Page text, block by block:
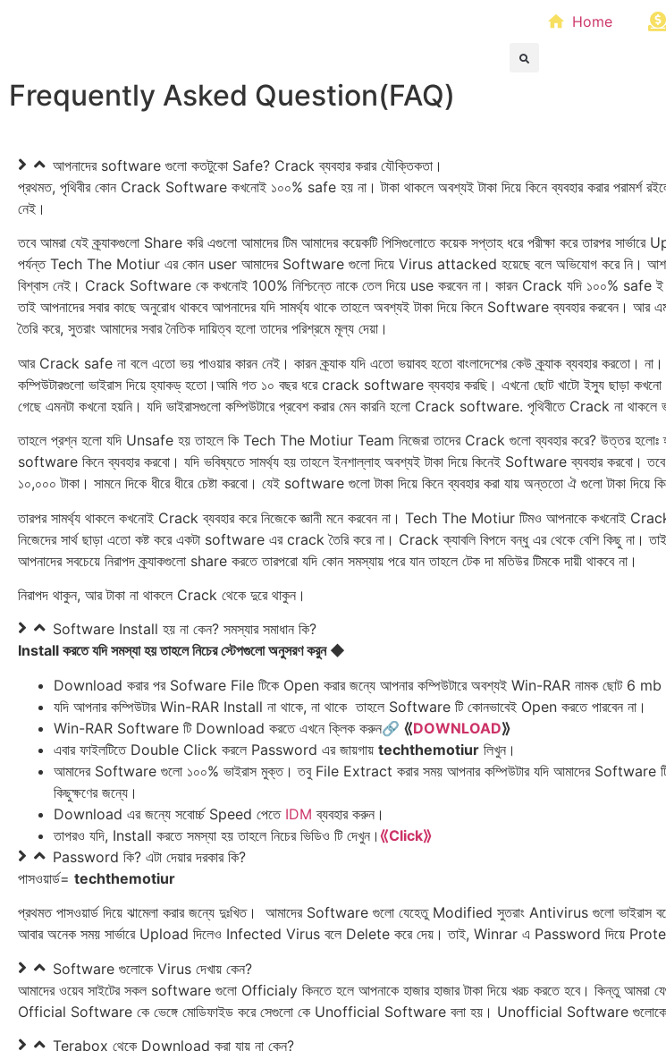
home Home
Frequently Asked Question(FAQ)
আপনাদের software গুলো কতটুকো Safe? Crack ব্যব‍হার করার যৌক্তিকতা।
প্রথমত, পৃথিবীর কোন Crack Software কখনোই ১০০% safe হয় না। টাকা থাকলে অবশ্যই টাকা দিয়ে কিনে ব্যব‍হার করার পরামর্শ
নেই।
তবে আমরা যেই ক্র্যাক‍গুলো Share করি এগুলো আমাদের টিম আমাদের কয়েকটি পিসিগুলোতে কয়েক সপ্তাহ ধরে পরীক্ষা করে তারপর
পর্যন্ত Tech The Motiur এর কোন user আমাদের Software গুলো দিয়ে Virus attacked হয়েছে বলে অভিযোগ করে নি। আশা
বিশ্বাস নেই। Crack Software কে কখনোই 100% নিশ্চিন্তে নাকে তেল দিয়ে use করবেন না। কারন Crack যদি ১০০% safe ই
তাই আপনাদের সবার কাছে অনুরোধ থাকবে আপনাদের যদি সামর্থ্য থাকে তাহলে অবশ্যই টাকা দিয়ে কিনে Software ব্যব‍হার
তৈরি করে, সুতরাং আমাদের সবার নৈতিক দায়িত্ব হলো তাদের পরিশ্রমে মূল্য দেয়া।
আর Crack safe না বলে এতো ভয় পাওয়ার কারন নেই। কারন ক্র্যাক যদি এতো ভয়াব‍হ হতো বাংলাদেশের কেউ ক্র্যাক ব্যব‍হার করতো। না।
কম্পিউটারগুলো ভাইরাস দিয়ে হ্যাকড্ হতো।আমি গত ১০ বছর ধরে crack software ব্যব‍হার করছি। এখনো ছোট খাটো ইস্যু ছাড়া
গেছে এমনটা কখনো হয়নি। যদি ভাইরাসগুলো কম্পিউটারে প্রবেশ করার মেন কারনি হলো Crack software. পৃথিবীতে Crack না থাকলে
তাহলে প্রশ্ন হলো যদি Unsafe হয় তাহলে কি Tech The Motiur Team নিজেরা তাদের Crack গুলো ব্যব‍হার করে? উত্তর হলোঃ
software কিনে ব্যব‍হার করবো। যদি ভবিষ্যতে সামর্থ্য হয় তাহলে ইনশাল্লাহ অবশ্যই টাকা দিয়ে কিনেই Software ব্যব‍হার করবো।
১০,০০০ টাকা। সামনে দিকে ধীরে ধীরে চেষ্টা করবো। যেই software গুলো টাকা দিয়ে কিনে ব্যব‍হার করা যায় অন্ত‍‍তো ঐ গুলো টাকা দিয়ে
তারপর সামর্থ্য থাকলে কখনোই Crack ব্যব‍হার করে নিজেকে জ্ঞানী মনে করবেন না। Tech The Motiur টিমও আপনাকে কখনোই Crack
নিজেদের সার্থ ছাড়া এতো কষ্ট করে একটা software এর crack তৈরি করে না। Crack ক্যাবলি বিপদে বন্ধু এর থেকে বেশি কিছু না।
আপনাদের সবচেয়ে নিরাপদ ক্র্যাকগুলো share করতে তারপরো যদি কোন সমস্যায় পরে যান তাহলে টেক দা মতিউর টিমকে দায়ী থাকবে না।
নিরাপদ থাকুন, আর টাকা না থাকলে Crack থেকে দুরে থাকুন।
Software Install হয় না কেন? সমস্যার সমাধান কি?
Install করতে যদি সমস্যা হয় তাহলে নিচের স্টেপগুলো অনুসরণ কর‍ুন ◆
Download করার পর Sofware File টিকে Open করার জন্যে আপনার কম্পিউটারে অবশ্যই Win-RAR নামক ছোট 6
যদি আপনার কম্পিউটার Win-RAR Install না থাকে, না থাকে তাহলে Software টি কোনভাবেই Open করতে পারবেন না।
Win-RAR Software টি Download করতে এখনে ক্লিক করুন🔗 ⟪DOWNLOAD⟫
এবার ফাইলটিতে Double Click করলে Password এর জায়গায় techthemotiur লিখুন।
আমাদের Software গুলো ১০০% ভাইরাস মুক্ত। তবু File Extract করার সময় আপনার কম্পিউটার যদি আমাদের Software
কিছুক্ষণের জন্যে।
Download এর জন্যে সবোর্চ্চ Speed পেতে IDM ব্যব‍হার করুন।
তাপরও যদি, Install করতে সমস্যা হয় তাহলে নিচের ভিডিও টি দেখুন। ⟪Click⟫
Password কি? এটা দেয়ার দরকার কি?
পাসওয়ার্ড= techthemotiur
প্রথমত পাসওয়ার্ড দিয়ে ঝামেলা করার জন্যে দুঃখিত। আমাদের Software গুলো যেহেতু Modified সুতরাং Antivirus গুলো ভাইরাস
আবার অনেক সময় সার্ভারে Upload দিলেও Infected Virus বলে Delete করে দেয়। তাই, Winrar এ Password দিয়ে
Software গুলোকে Virus দেখায় কেন?
আমাদের ওয়েব সাইটের সকল software গুলো Officialy কিনতে হলে আপনাকে হাজার হাজার টাকা দিয়ে খরচ করতে হবে। কিন্তু আমরা
Official Software কে ভেঙ্গে মোডিফাইড করে সেগুলো কে Unofficial Software বলা হয়। Unofficial Software
Terabox থেকে Download করা যায় না কেন?